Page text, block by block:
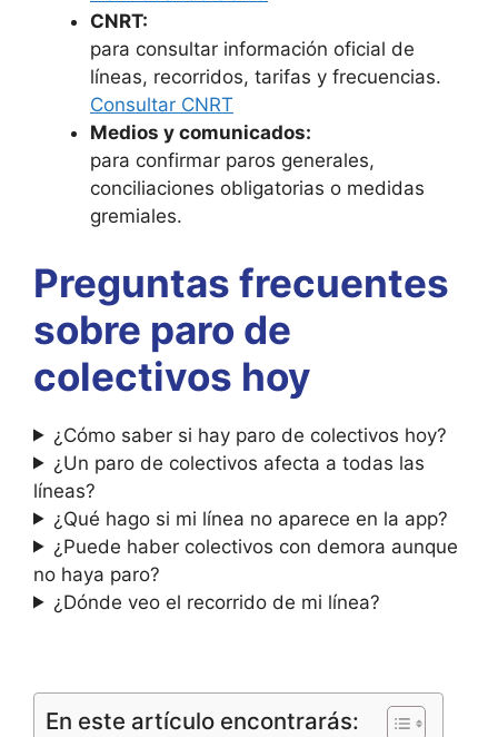
CNRT:
para consultar información oficial de
líneas, recorridos, tarifas y frecuencias.
Consultar CNRT
Medios y comunicados:
para confirmar paros generales,
conciliaciones obligatorias o medidas
gremiales.
Preguntas frecuentes
sobre paro de
colectivos hoy
¿Cómo saber si hay paro de colectivos hoy?
¿Un paro de colectivos afecta a todas las
líneas?
¿Qué hago si mi línea no aparece en la app?
¿Puede haber colectivos con demora aunque
no haya paro?
¿Dónde veo el recorrido de mi línea?
En este artículo encontrarás: